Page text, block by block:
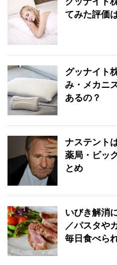
てみた評価
グッナイト
み・メカニ
あるの？
ナステント
薬局・ビッ
とめ
いびき解消
／パスタや
毎日食べら